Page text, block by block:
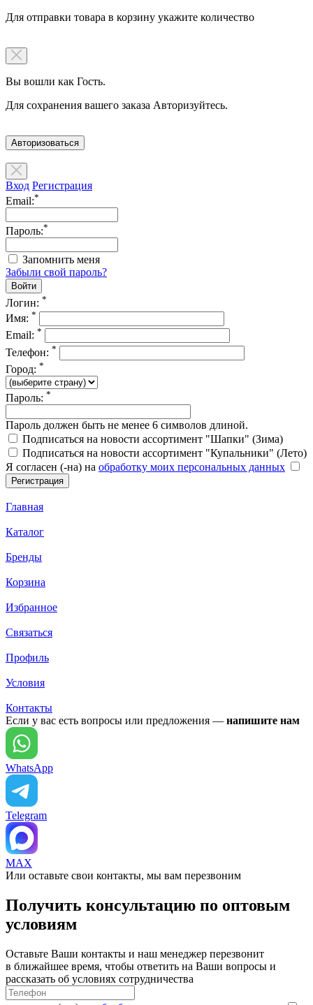
Для отправки товара в корзину укажите количество
Вы вошли как Гость.
Для сохранения вашего заказа Авторизуйтесь.
Авторизоваться
Вход Регистрация
Email:*
Пароль:*
Запомнить меня
Забыли свой пароль?
Логин: *
Имя: *
Email: *
Телефон: *
Город: *
Пароль: *
Пароль должен быть не менее 6 символов длиной.
Подписаться на новости ассортимент "Шапки" (Зима)
Подписаться на новости ассортимент "Купальники" (Лето)
Я согласен (-на) на обработку моих персональных данных
Главная
Каталог
Бренды
Корзина
Избранное
Связаться
Профиль
Условия
Контакты
Если у вас есть вопросы или предложения — напишите нам
WhatsApp
Telegram
MAX
Или оставьте свои контакты, мы вам перезвоним
Получить консультацию по оптовым
условиям
Оставьте Ваши контакты и наш менеджер перезвонит
в ближайшее время, чтобы ответить на Ваши вопросы и
рассказать об условиях сотрудничества